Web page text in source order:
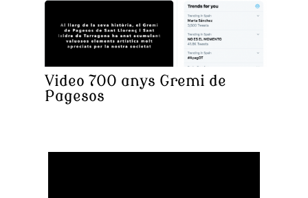
Video 700 anys Gremi de
Pagesos